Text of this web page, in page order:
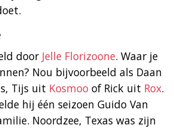
door Jelle Florizoone. Waar je
Nou bijvoorbeeld als Daan
Tijs uit Kosmoo of Rick uit Rox.
hij één seizoen Guido Van
Noordzee, Texas was zijn